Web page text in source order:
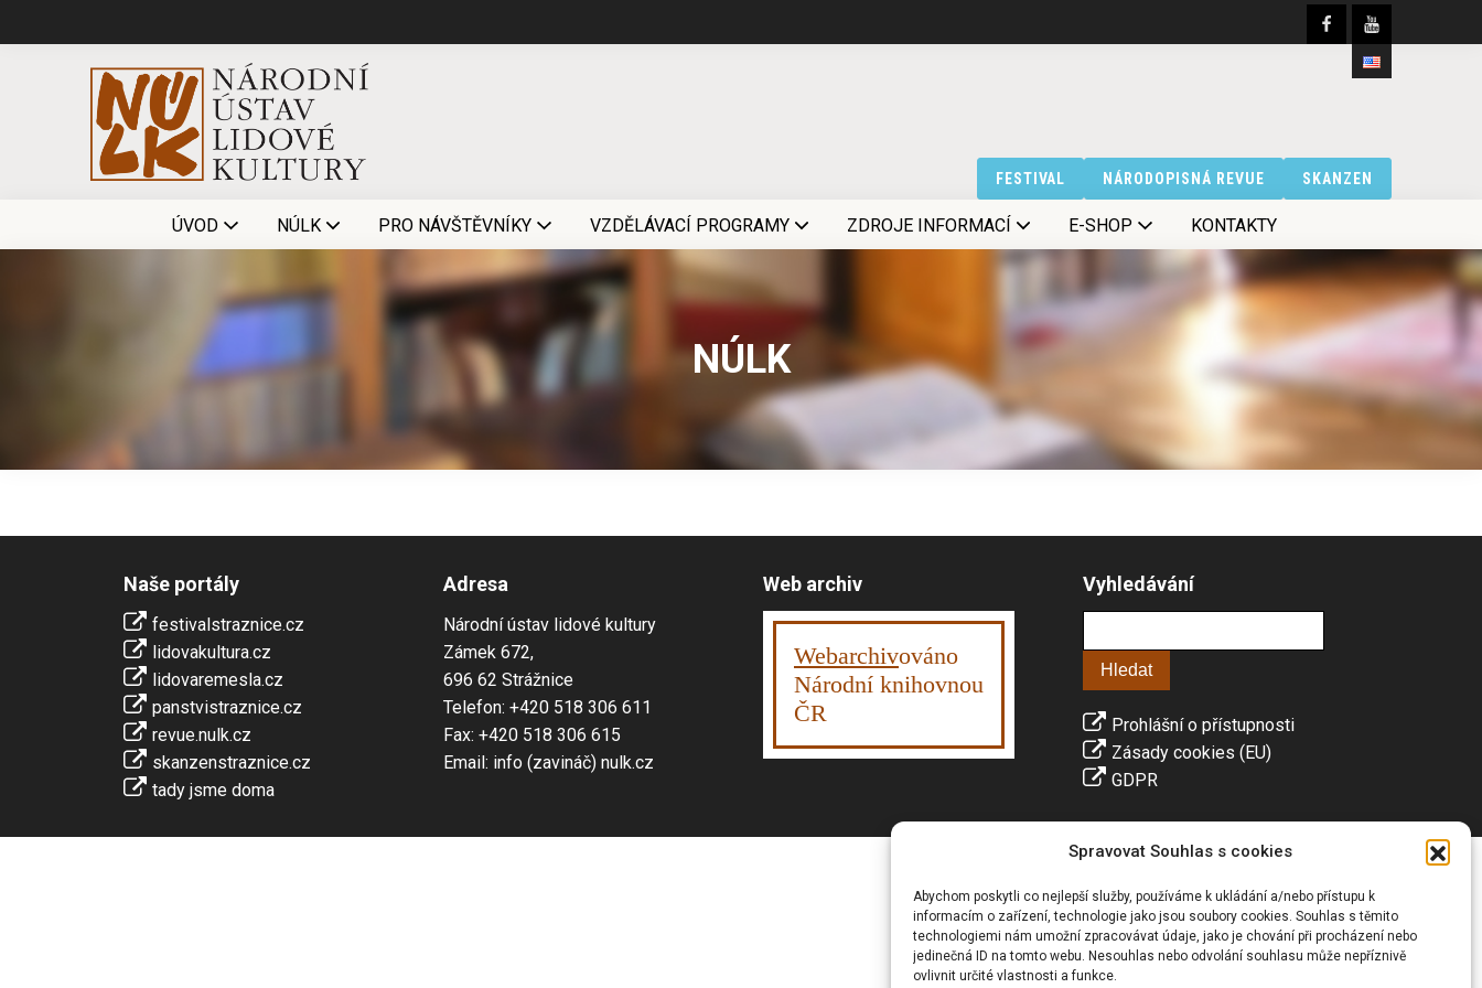
Spravovat Souhlas s cookies
Abychom poskytli co nejlepší služby, používáme k ukládání a/nebo přístupu k
informacím o zařízení, technologie jako jsou soubory cookies. Souhlas s těmito
technologiemi nám umožní zpracovávat údaje, jako je chování při procházení nebo
jedinečná ID na tomto webu. Nesouhlas nebo odvolání souhlasu může nepříznivě
ovlivnit určité vlastnosti a funkce.
FESTIVAL NÁRODOPISNÁ REVUE SKANZEN
ÚVOD NÚLK PRO NÁVŠTĚVNÍKY VZDĚLÁVACÍ PROGRAMY ZDROJE INFORMACÍ E-SHOP KONTAKTY
NÚLK
Naše portály
festivalstraznice.cz
lidovakultura.cz
lidovaremesla.cz
panstvistraznice.cz
revue.nulk.cz
skanzenstraznice.cz
tady jsme doma
Adresa
Národní ústav lidové kultury
Zámek 672,
696 62 Strážnice
Telefon: +420 518 306 611
Fax: +420 518 306 615
Email: info (zavináč) nulk.cz
Web archiv
Webarchivováno
Národní knihovnou
ČR
Vyhledávání
Prohlášní o přístupnosti
Zásady cookies (EU)
GDPR